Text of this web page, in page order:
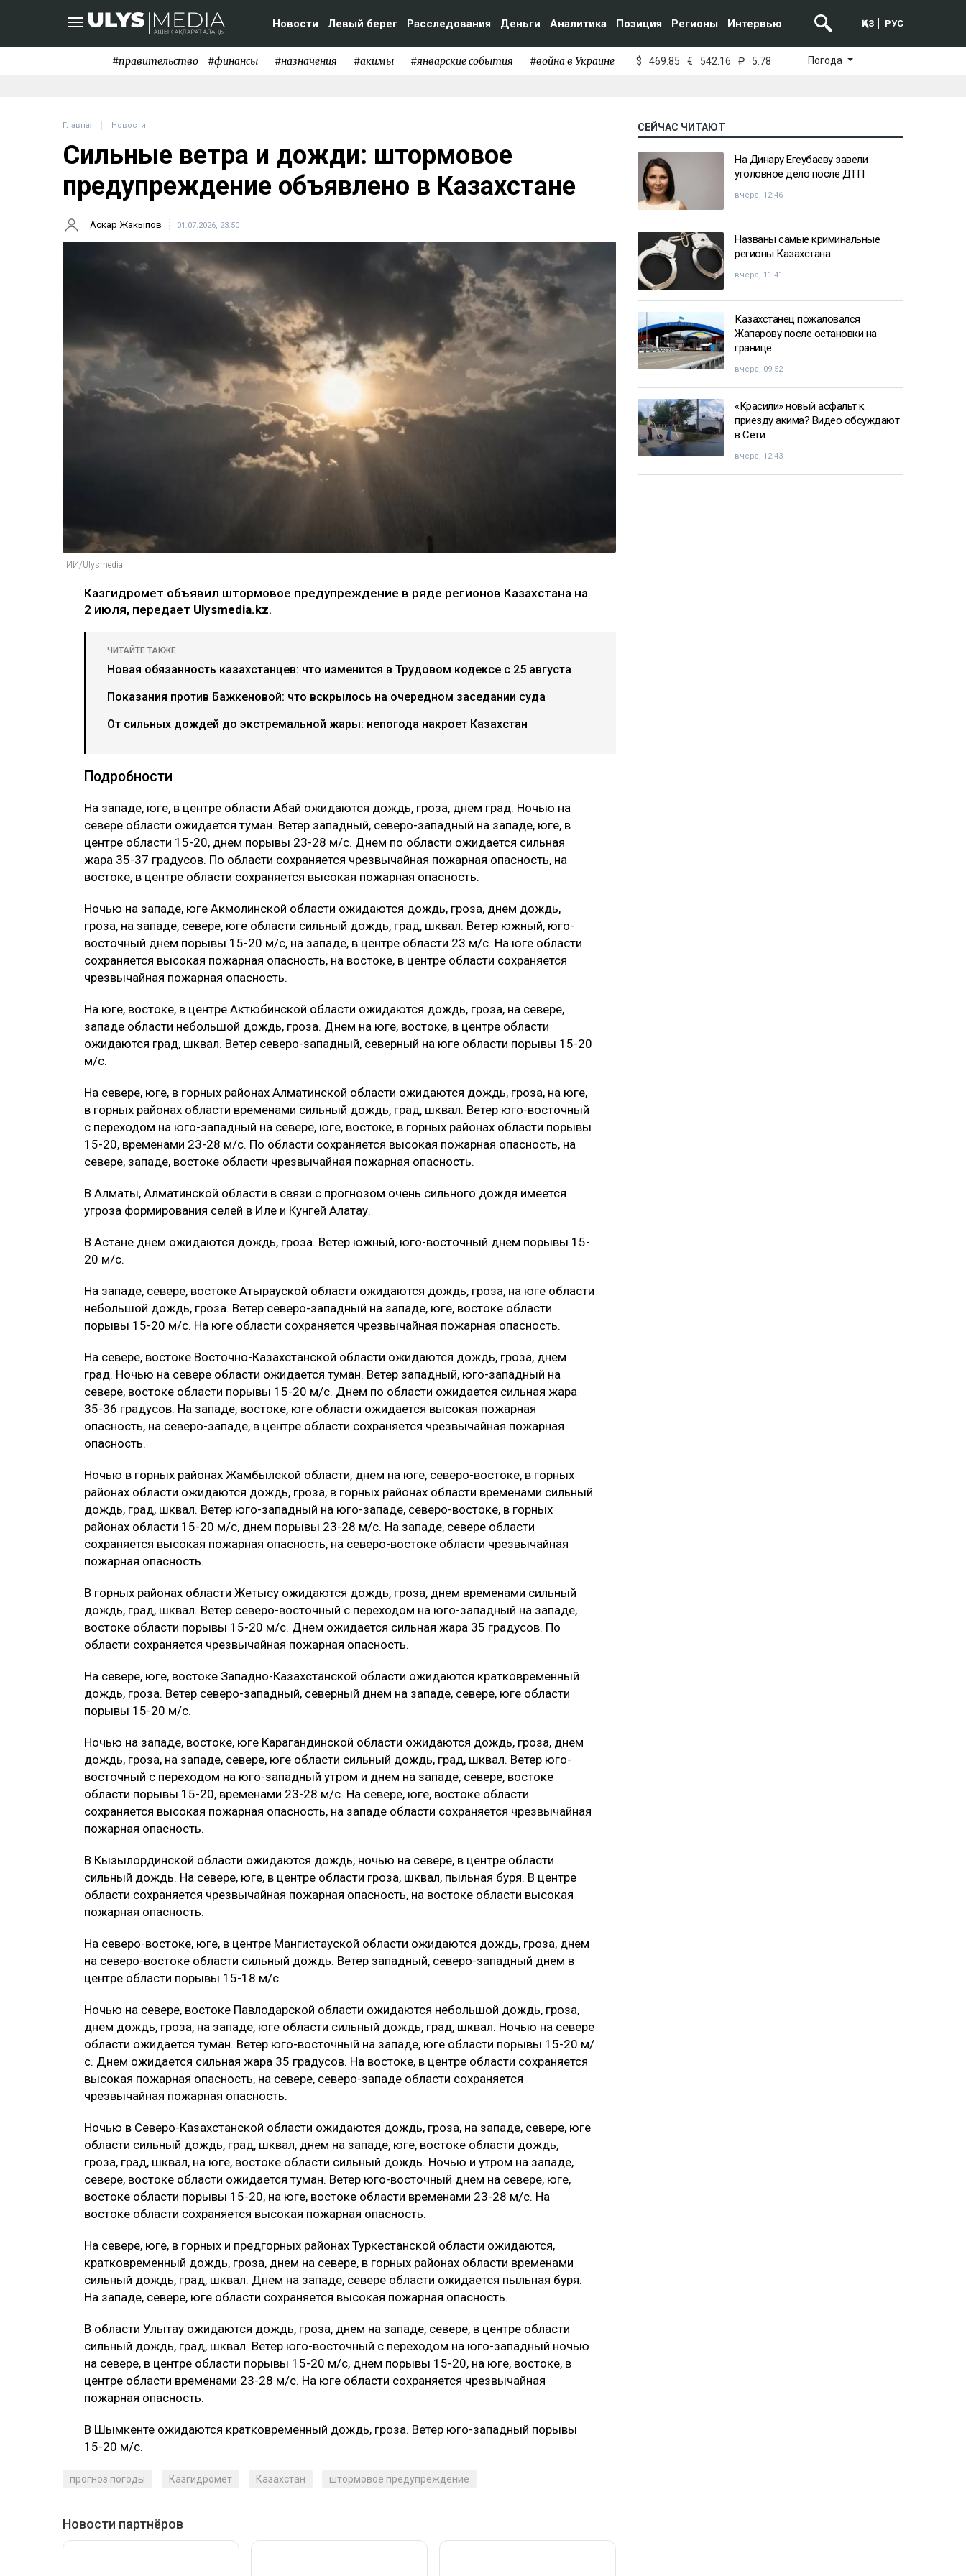
Новости Левый берег Расследования Деньги Аналитика Позиция Регионы Интервью ҚАЗ РУС
#правительство #финансы #назначения #акимы #январские события #война в Украине $ 469.85 € 542.16 ₽ 5.78 Погода
Главная Новости
Сильные ветра и дожди: штормовое
предупреждение объявлено в Казахстане
Аскар Жакыпов 01.07.2026, 23:50
ИИ/Ulysmedia
Казгидромет объявил штормовое предупреждение в ряде регионов Казахстана на
2 июля, передает Ulysmedia.kz.
ЧИТАЙТЕ ТАКЖЕ
Новая обязанность казахстанцев: что изменится в Трудовом кодексе с 25 августа
Показания против Бажкеновой: что вскрылось на очередном заседании суда
От сильных дождей до экстремальной жары: непогода накроет Казахстан
Подробности
На западе, юге, в центре области Абай ожидаются дождь, гроза, днем град. Ночью на
севере области ожидается туман. Ветер западный, северо-западный на западе, юге, в
центре области 15-20, днем порывы 23-28 м/с. Днем по области ожидается сильная
жара 35-37 градусов. По области сохраняется чрезвычайная пожарная опасность, на
востоке, в центре области сохраняется высокая пожарная опасность.
Ночью на западе, юге Акмолинской области ожидаются дождь, гроза, днем дождь,
гроза, на западе, севере, юге области сильный дождь, град, шквал. Ветер южный, юго-
восточный днем порывы 15-20 м/с, на западе, в центре области 23 м/с. На юге области
сохраняется высокая пожарная опасность, на востоке, в центре области сохраняется
чрезвычайная пожарная опасность.
На юге, востоке, в центре Актюбинской области ожидаются дождь, гроза, на севере,
западе области небольшой дождь, гроза. Днем на юге, востоке, в центре области
ожидаются град, шквал. Ветер северо-западный, северный на юге области порывы 15-20
м/с.
На севере, юге, в горных районах Алматинской области ожидаются дождь, гроза, на юге,
в горных районах области временами сильный дождь, град, шквал. Ветер юго-восточный
с переходом на юго-западный на севере, юге, востоке, в горных районах области порывы
15-20, временами 23-28 м/с. По области сохраняется высокая пожарная опасность, на
севере, западе, востоке области чрезвычайная пожарная опасность.
В Алматы, Алматинской области в связи с прогнозом очень сильного дождя имеется
угроза формирования селей в Иле и Кунгей Алатау.
В Астане днем ожидаются дождь, гроза. Ветер южный, юго-восточный днем порывы 15-
20 м/с.
На западе, севере, востоке Атырауской области ожидаются дождь, гроза, на юге области
небольшой дождь, гроза. Ветер северо-западный на западе, юге, востоке области
порывы 15-20 м/с. На юге области сохраняется чрезвычайная пожарная опасность.
На севере, востоке Восточно-Казахстанской области ожидаются дождь, гроза, днем
град. Ночью на севере области ожидается туман. Ветер западный, юго-западный на
севере, востоке области порывы 15-20 м/с. Днем по области ожидается сильная жара
35-36 градусов. На западе, востоке, юге области ожидается высокая пожарная
опасность, на северо-западе, в центре области сохраняется чрезвычайная пожарная
опасность.
Ночью в горных районах Жамбылской области, днем на юге, северо-востоке, в горных
районах области ожидаются дождь, гроза, в горных районах области временами сильный
дождь, град, шквал. Ветер юго-западный на юго-западе, северо-востоке, в горных
районах области 15-20 м/с, днем порывы 23-28 м/с. На западе, севере области
сохраняется высокая пожарная опасность, на северо-востоке области чрезвычайная
пожарная опасность.
В горных районах области Жетысу ожидаются дождь, гроза, днем временами сильный
дождь, град, шквал. Ветер северо-восточный с переходом на юго-западный на западе,
востоке области порывы 15-20 м/с. Днем ожидается сильная жара 35 градусов. По
области сохраняется чрезвычайная пожарная опасность.
На севере, юге, востоке Западно-Казахстанской области ожидаются кратковременный
дождь, гроза. Ветер северо-западный, северный днем на западе, севере, юге области
порывы 15-20 м/с.
Ночью на западе, востоке, юге Карагандинской области ожидаются дождь, гроза, днем
дождь, гроза, на западе, севере, юге области сильный дождь, град, шквал. Ветер юго-
восточный с переходом на юго-западный утром и днем на западе, севере, востоке
области порывы 15-20, временами 23-28 м/с. На севере, юге, востоке области
сохраняется высокая пожарная опасность, на западе области сохраняется чрезвычайная
пожарная опасность.
В Кызылординской области ожидаются дождь, ночью на севере, в центре области
сильный дождь. На севере, юге, в центре области гроза, шквал, пыльная буря. В центре
области сохраняется чрезвычайная пожарная опасность, на востоке области высокая
пожарная опасность.
На северо-востоке, юге, в центре Мангистауской области ожидаются дождь, гроза, днем
на северо-востоке области сильный дождь. Ветер западный, северо-западный днем в
центре области порывы 15-18 м/с.
Ночью на севере, востоке Павлодарской области ожидаются небольшой дождь, гроза,
днем дождь, гроза, на западе, юге области сильный дождь, град, шквал. Ночью на севере
области ожидается туман. Ветер юго-восточный на западе, юге области порывы 15-20 м/
с. Днем ожидается сильная жара 35 градусов. На востоке, в центре области сохраняется
высокая пожарная опасность, на севере, северо-западе области сохраняется
чрезвычайная пожарная опасность.
Ночью в Северо-Казахстанской области ожидаются дождь, гроза, на западе, севере, юге
области сильный дождь, град, шквал, днем на западе, юге, востоке области дождь,
гроза, град, шквал, на юге, востоке области сильный дождь. Ночью и утром на западе,
севере, востоке области ожидается туман. Ветер юго-восточный днем на севере, юге,
востоке области порывы 15-20, на юге, востоке области временами 23-28 м/с. На
востоке области сохраняется высокая пожарная опасность.
На севере, юге, в горных и предгорных районах Туркестанской области ожидаются,
кратковременный дождь, гроза, днем на севере, в горных районах области временами
сильный дождь, град, шквал. Днем на западе, севере области ожидается пыльная буря.
На западе, севере, юге области сохраняется высокая пожарная опасность.
В области Улытау ожидаются дождь, гроза, днем на западе, севере, в центре области
сильный дождь, град, шквал. Ветер юго-восточный с переходом на юго-западный ночью
на севере, в центре области порывы 15-20 м/с, днем порывы 15-20, на юге, востоке, в
центре области временами 23-28 м/с. На юге области сохраняется чрезвычайная
пожарная опасность.
В Шымкенте ожидаются кратковременный дождь, гроза. Ветер юго-западный порывы
15-20 м/с.
прогноз погоды Казгидромет Казахстан штормовое предупреждение
СЕЙЧАС ЧИТАЮТ
На Динару Егеубаеву завели
уголовное дело после ДТП
вчера, 12:46
Названы самые криминальные
регионы Казахстана
вчера, 11:41
Казахстанец пожаловался
Жапарову после остановки на
границе
вчера, 09:52
«Красили» новый асфальт к
приезду акима? Видео обсуждают
в Сети
вчера, 12:43